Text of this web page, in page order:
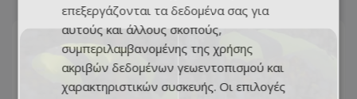
επεξεργάζονται τα δεδομένα σας για
αυτούς και άλλους σκοπούς,
συμπεριλαμβανομένης της χρήσης
ακριβών δεδομένων γεωεντοπισμού και
χαρακτηριστικών συσκευής. Οι επιλογές